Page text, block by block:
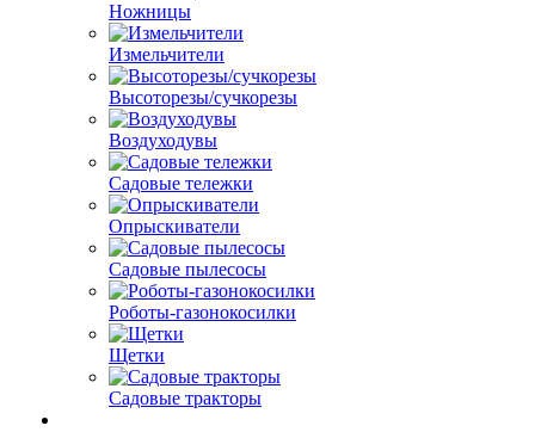
Ножницы
Измельчители
Высоторезы/сучкорезы
Воздуходувы
Садовые тележки
Опрыскиватели
Садовые пылесосы
Роботы-газонокосилки
Щетки
Садовые тракторы